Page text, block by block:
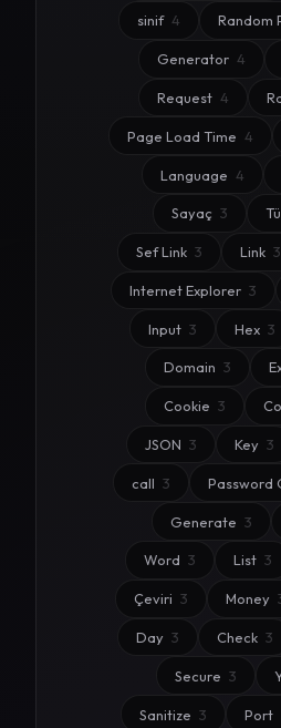
sinif 4 Random
Generator 4
Request 4
Page Load Time 4
Language 4
Sayaç 3
Sef Link 3 Link 3
Internet Explorer 3
Input 3 Hex 3
Domain 3
Cookie 3
JSON 3 Key 3
call 3 Password
Generate 3
Word 3 List 3
Çeviri 3 Money
Day 3 Check 3
Secure 3
Sanitize 3 Port